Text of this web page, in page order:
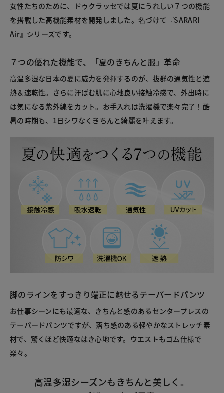
女性たちのために、ドゥクラッセでは夏にうれしい７つの機能
を搭載した高機能素材を開発しました。名づけて『SARARI
Air』シリーズです。
７つの優れた機能で、「夏のきちんと服」革命
高温多湿な日本の夏に威力を発揮するのが、抜群の通気性と遮
熱＆速乾性。さらに汗ばむ肌に心地良い接触冷感で、外出時に
は気になる紫外線をカット。お手入れは洗濯機で楽々完了！酷
暑の時期も、1日シワなくきちんと綺麗を叶えます。
脚のラインをすっきり端正に魅せるテーパードパンツ
お仕事シーンにも最適な、きちんと感のあるセンタープレスの
テーパードパンツですが、落ち感のある軽やかなストレッチ素
材で、驚くほど快適なはき心地です。ウエストもゴム仕様で
楽々。
高温多湿シーズンもきちんと美しく。